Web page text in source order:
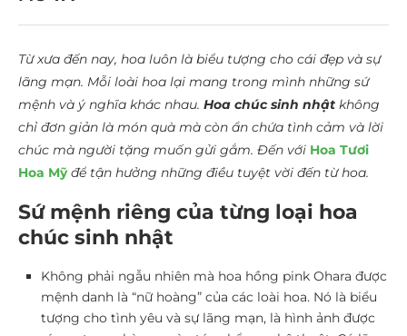
Từ xưa đến nay, hoa luôn là biểu tượng cho cái đẹp và sự
lãng mạn. Mỗi loài hoa lại mang trong mình những sứ
mệnh và ý nghĩa khác nhau. Hoa chúc sinh nhật không
chỉ đơn giản là món quà mà còn ẩn chứa tình cảm và lời
chúc mà người tặng muốn gửi gắm. Đến với Hoa Tươi
Hoa Mỹ để tận hưởng những điều tuyệt vời đến từ hoa.
Sứ mệnh riêng của từng loại hoa
chúc sinh nhật
Không phải ngẫu nhiên mà hoa hồng pink Ohara được
mệnh danh là “nữ hoàng” của các loài hoa. Nó là biểu
tượng cho tình yêu và sự lãng mạn, là hình ảnh được